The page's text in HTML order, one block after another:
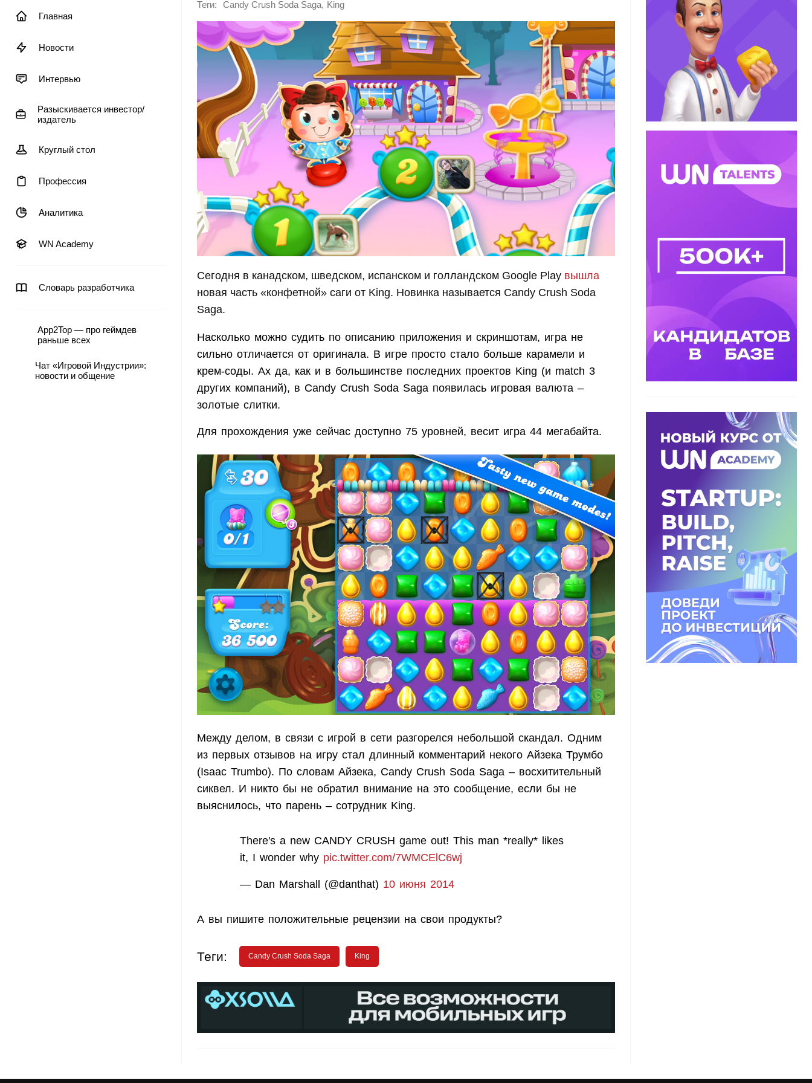
Главная
Новости
Интервью
Разыскивается инвестор/
издатель
Круглый стол
Профессия
Аналитика
WN Academy
Словарь разработчика
App2Top — про геймдев
раньше всех
Чат «Игровой Индустрии»:
новости и общение
Теги: Candy Crush Soda Saga, King
Сегодня в канадском, шведском, испанском и голландском Google Play вышла
новая часть «конфетной» саги от King. Новинка называется Candy Crush Soda
Saga.
Насколько можно судить по описанию приложения и скриншотам, игра не
сильно отличается от оригинала. В игре просто стало больше карамели и
крем-соды. Ах да, как и в большинстве последних проектов King (и match 3
других компаний), в Candy Crush Soda Saga появилась игровая валюта –
золотые слитки.
Для прохождения уже сейчас доступно 75 уровней, весит игра 44 мегабайта.
Между делом, в связи с игрой в сети разгорелся небольшой скандал. Одним
из первых отзывов на игру стал длинный комментарий некого Айзека Трумбо
(Isaac Trumbo). По словам Айзека, Candy Crush Soda Saga – восхитительный
сиквел. И никто бы не обратил внимание на это сообщение, если бы не
выяснилось, что парень – сотрудник King.
There's a new CANDY CRUSH game out! This man *really* likes
it, I wonder why pic.twitter.com/7WMCElC6wj
— Dan Marshall (@danthat) 10 июня 2014
А вы пишите положительные рецензии на свои продукты?
Теги: Candy Crush Soda Saga King